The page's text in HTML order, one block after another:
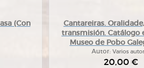
(Con
Cantareiras.
transmisión. Catálogo
Museo de Pobo
Autor:Varios
20,00 €